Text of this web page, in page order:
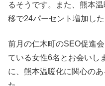
るそうです。また、熊本
移で24パーセント増加した
前月の仁木町のSEO促進
ている女性6名とお会いし
に、熊本温暖化に関心の